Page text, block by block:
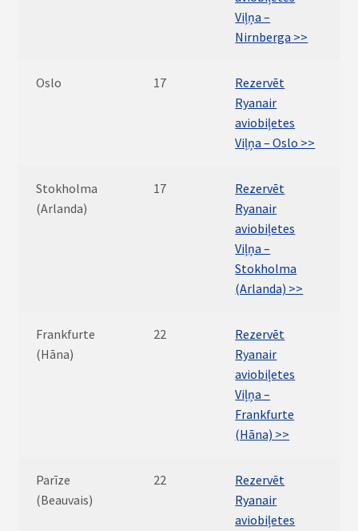
Viļņa –
Nirnberga >>
Oslo 17
Rezervēt
Ryanair
aviobiļetes
Viļņa – Oslo >>
Stokholma
(Arlanda)
17
Rezervēt
Ryanair
aviobiļetes
Viļņa –
Stokholma
(Arlanda) >>
Frankfurte
(Hāna)
22
Rezervēt
Ryanair
aviobiļetes
Viļņa –
Frankfurte
(Hāna) >>
Parīze
(Beauvais)
22
Rezervēt
Ryanair
aviobiļetes